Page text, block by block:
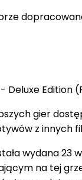
gier
z innych
wydana 23
na tej